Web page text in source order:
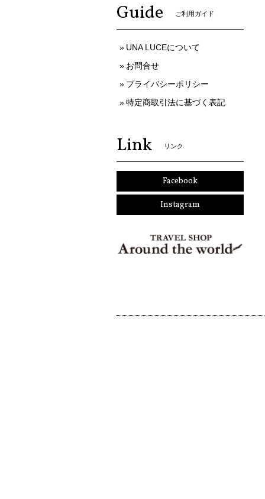
Guide ご利用ガイド
UNA LUCEについて
お問合せ
プライバシーポリシー
特定商取引法に基づく表記
Link リンク
Facebook
Instagram